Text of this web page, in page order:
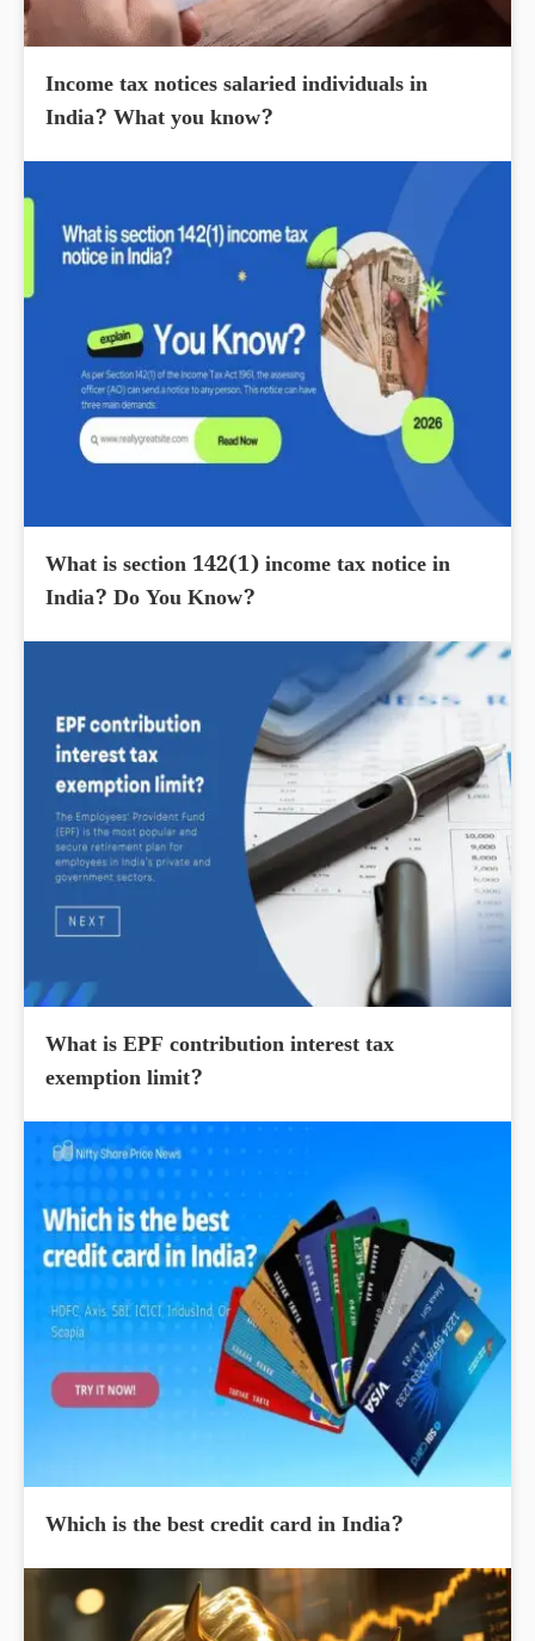
Income tax notices salaried individuals in
India? What you know?
What is section 142(1) income tax notice in
India? Do You Know?
What is EPF contribution interest tax
exemption limit?
Which is the best credit card in India?